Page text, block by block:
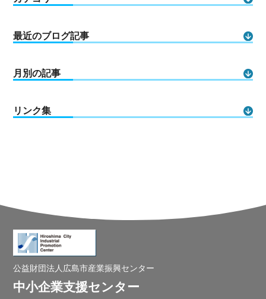
最近のブログ記事
月別の記事
リンク集
公益財団法人広島市産業振興センター
中小企業支援センター